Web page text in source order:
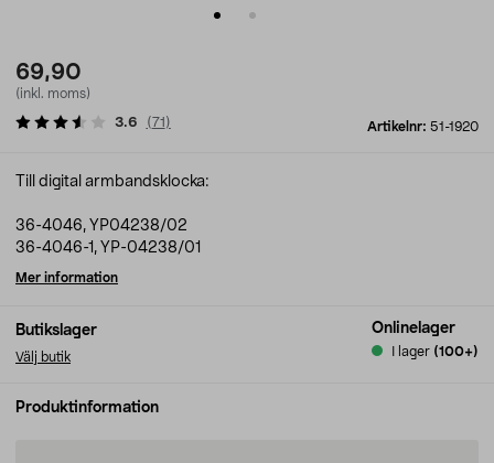
69,90
(inkl. moms)
Artikelnr: 51-1920
3.6 (71 )
Butikslager
Välj butik
Onlinelager
I lager (100+)
Till digital armbandsklocka:
36-4046, YP04238/02
36-4046-1, YP-04238/01
Mer information
Produktinformation